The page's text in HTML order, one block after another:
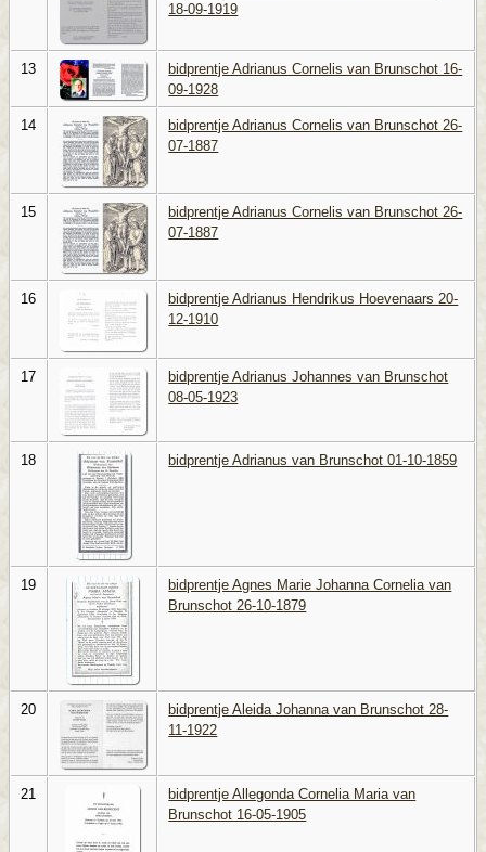
18-09-1919
13
bidprentje Adrianus Cornelis van Brunschot 16-
09-1928
14
bidprentje Adrianus Cornelis van Brunschot 26-
07-1887
15
bidprentje Adrianus Cornelis van Brunschot 26-
07-1887
16
bidprentje Adrianus Hendrikus Hoevenaars 20-
12-1910
17
bidprentje Adrianus Johannes van Brunschot
08-05-1923
18 bidprentje Adrianus van Brunschot 01-10-1859
19
bidprentje Agnes Marie Johanna Cornelia van
Brunschot 26-10-1879
20
bidprentje Aleida Johanna van Brunschot 28-
11-1922
21
bidprentje Allegonda Cornelia Maria van
Brunschot 16-05-1905